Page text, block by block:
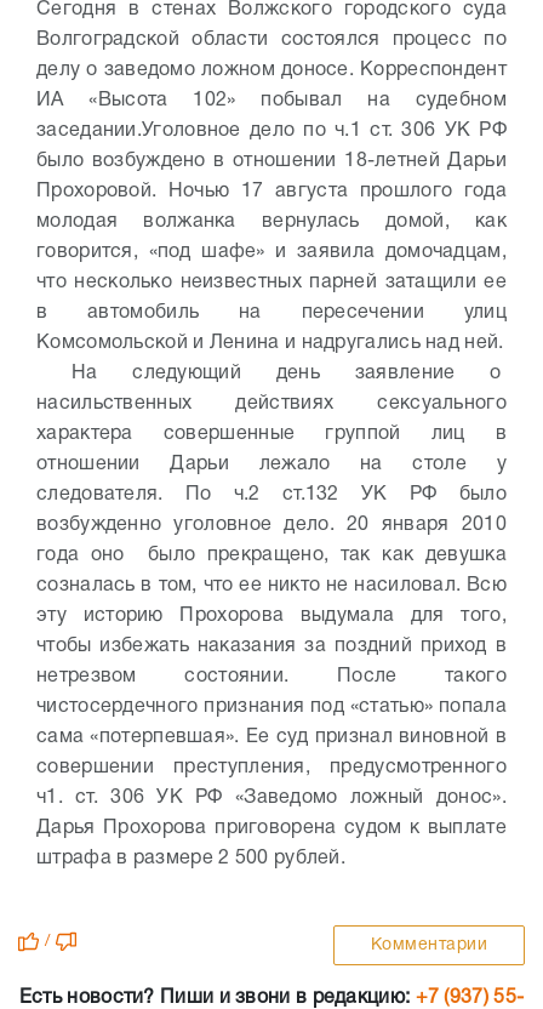
Сегодня в стенах Волжского городского суда
Волгоградской области состоялся процесс по
делу о заведомо ложном доносе. Корреспондент
ИА «Высота 102» побывал на судебном
заседании.Уголовное дело по ч.1 ст. 306 УК РФ
было возбуждено в отношении 18-летней Дарьи
Прохоровой.
Ночью 17 августа прошлого года
молодая волжанка вернулась домой, как
говорится, «под шафе» и заявила домочадцам,
что несколько неизвестных парней затащили ее
в автомобиль на пересечении улиц
Комсомольской и Ленина и надругались над ней.
На следующий день заявление о
насильственных действиях сексуального
характера совершенные группой лиц в
отношении Дарьи лежало на столе у
следователя. По ч.2 ст.132 УК РФ было
возбужденно уголовное дело. 20 января 2010
года оно было прекращено, так как девушка
созналась в том, что ее никто не насиловал. Всю
эту историю Прохорова выдумала для того,
чтобы избежать наказания за поздний приход в
нетрезвом состоянии. После такого
чистосердечного признания под «статью» попала
сама «потерпевшая». Ее суд признал виновной в
совершении преступления, предусмотренного
ч1. ст. 306 УК РФ «Заведомо ложный донос».
Дарья Прохорова приговорена судом к выплате
штрафа в размере 2 500 рублей.
/ Комментарии
Есть новости? Пиши и звони в редакцию: +7 (937) 55-